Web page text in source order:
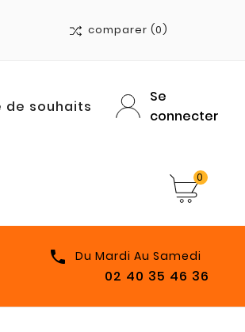
comparer (0)
de souhaits
Se
connecter
0
 Du Mardi Au Samedi
02 40 35 46 36